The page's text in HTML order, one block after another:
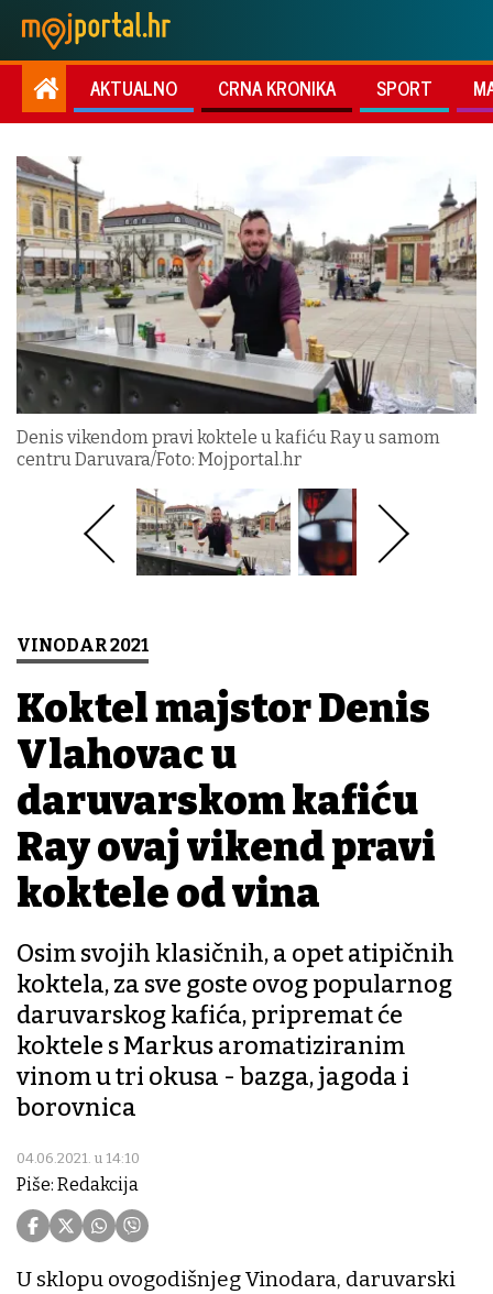
AKTUALNO CRNA KRONIKA SPORT
Denis vikendom pravi koktele u kafiću Ray u samom
centru Daruvara/Foto: Mojportal.hr
VINODAR 2021
Koktel majstor Denis
Vlahovac u
daruvarskom kafiću
Ray ovaj vikend pravi
koktele od vina
Osim svojih klasičnih, a opet atipičnih
koktela, za sve goste ovog popularnog
daruvarskog kafića, pripremat će
koktele s Markus aromatiziranim
vinom u tri okusa - bazga, jagoda i
borovnica
04.06.2021. u 14:10
Piše: Redakcija
U sklopu ovogodišnjeg Vinodara, daruvarski